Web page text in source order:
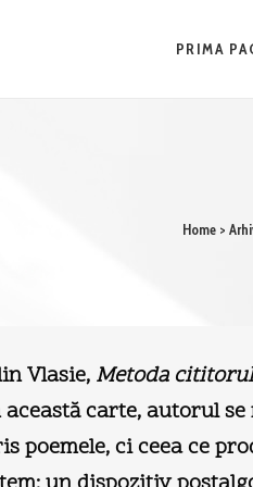
PRIMA
Home>
Vlasie, Metoda
această carte, autorul
poemele, ci ceea ce